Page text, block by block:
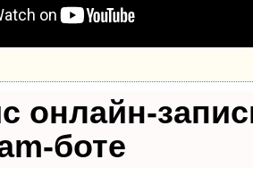
онлайн-
боте